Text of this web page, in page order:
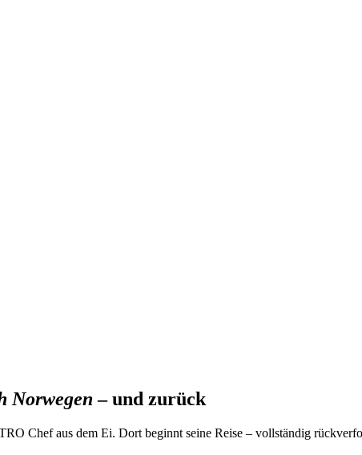
Norwegen – und zurück
Chef aus dem Ei. Dort beginnt seine Reise – vollständig